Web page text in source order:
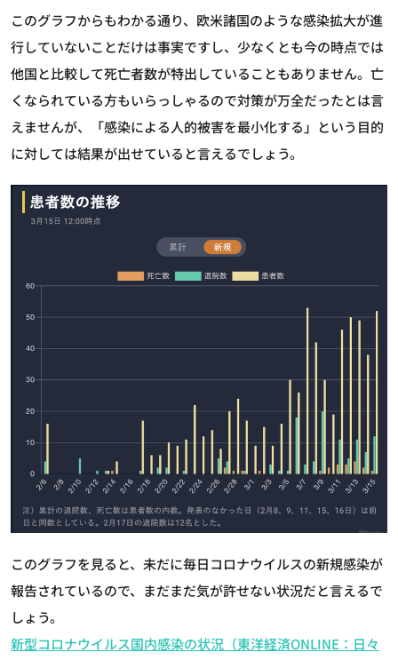
このグラフからもわかる通り、欧米諸国のような感染拡大が進
行していないことだけは事実ですし、少なくとも今の時点では
他国と比較して死亡者数が特出していることもありません。亡
くなられている方もいらっしゃるので対策が万全だったとは言
えませんが、「感染による人的被害を最小化する」という目的
に対しては結果が出せていると言えるでしょう。
このグラフを見ると、未だに毎日コロナウイルスの新規感染が
報告されているので、まだまだ気が許せない状況だと言えるで
しょう。
新型コロナウイルス国内感染の状況（東洋経済ONLINE：日々